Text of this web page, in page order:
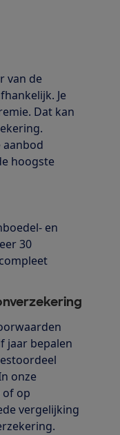
van de
Je
Dat kan
aanbod
hoogste
en
30
jaar bepalen
onze
op
vergelijking